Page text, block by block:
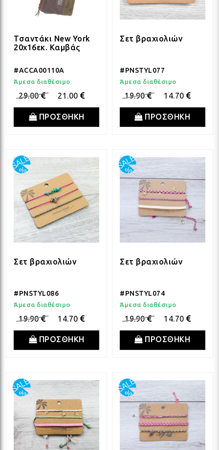
Τσαντάκι New York
20x16εκ. Καμβάς
#ACCA00110A
Άμεσα διαθέσιμο
29.00 21.00
ΠΡΟΣΘΗΚΗ
Σετ βραχιολιών
#PNSTYL077
Άμεσα διαθέσιμο
19.90 14.70
ΠΡΟΣΘΗΚΗ
Σετ βραχιολιών
#PNSTYL086
Άμεσα διαθέσιμο
19.90 14.70
ΠΡΟΣΘΗΚΗ
Σετ βραχιολιών
#PNSTYL074
Άμεσα διαθέσιμο
19.90 14.70
ΠΡΟΣΘΗΚΗ